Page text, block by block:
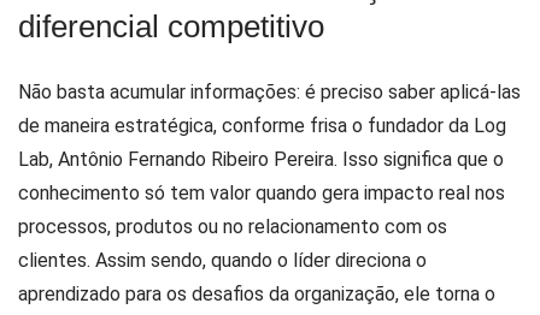
diferencial competitivo
Não basta acumular informações: é preciso saber aplicá-las
de maneira estratégica, conforme frisa o fundador da Log
Lab, Antônio Fernando Ribeiro Pereira. Isso significa que o
conhecimento só tem valor quando gera impacto real nos
processos, produtos ou no relacionamento com os
clientes. Assim sendo, quando o líder direciona o
aprendizado para os desafios da organização, ele torna o